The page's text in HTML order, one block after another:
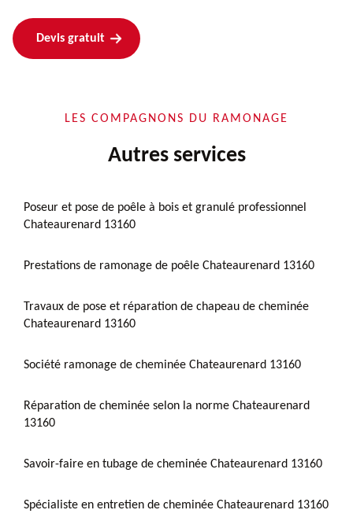
Devis gratuit
LES COMPAGNONS DU RAMONAGE
Autres services
Poseur et pose de poêle à bois et granulé professionnel
Chateaurenard 13160
Prestations de ramonage de poêle Chateaurenard 13160
Travaux de pose et réparation de chapeau de cheminée
Chateaurenard 13160
Société ramonage de cheminée Chateaurenard 13160
Réparation de cheminée selon la norme Chateaurenard
13160
Savoir-faire en tubage de cheminée Chateaurenard 13160
Spécialiste en entretien de cheminée Chateaurenard 13160